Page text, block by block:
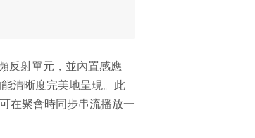
反射單元，並內置感應
清晰度完美地呈現。此
在聚會時同步串流播放一